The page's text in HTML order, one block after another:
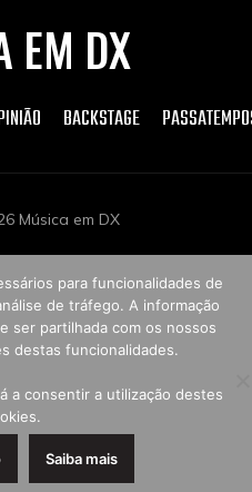
EM DX
BACKSTAGE
Música em DX
para funcionalidades de
de tráfego. A informação
ser partilhada com os nossos
destas funcionalidades.
a consentir a utilização destes
Saiba mais